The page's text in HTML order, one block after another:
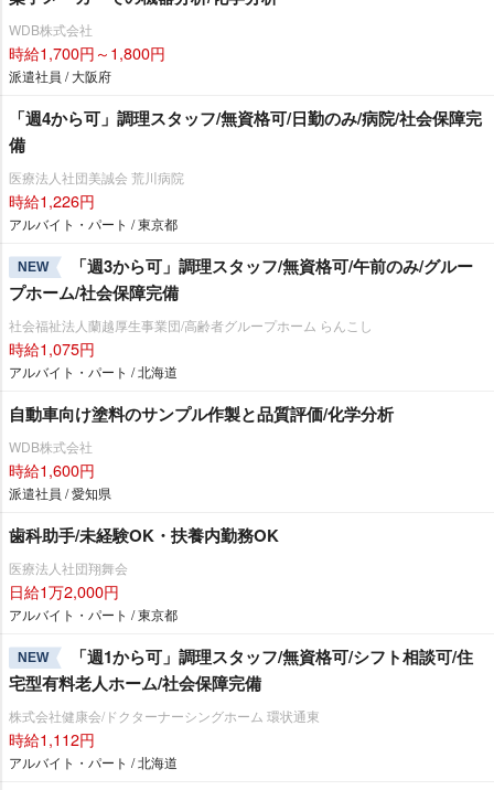
WDB株式会社
時給1,700円～1,800円
派遣社員 / 大阪府
「週4から可」調理スタッフ/無資格可/日勤のみ/病院/社会保障完
備
医療法人社団美誠会 荒川病院
時給1,226円
アルバイト・パート / 東京都
NEW
「週3から可」調理スタッフ/無資格可/午前のみ/グルー
プホーム/社会保障完備
社会福祉法人蘭越厚生事業団/高齢者グループホーム らんこし
時給1,075円
アルバイト・パート / 北海道
自動車向け塗料のサンプル作製と品質評価/化学分析
WDB株式会社
時給1,600円
派遣社員 / 愛知県
歯科助手/未経験OK・扶養内勤務OK
医療法人社団翔舞会
日給1万2,000円
アルバイト・パート / 東京都
NEW
「週1から可」調理スタッフ/無資格可/シフト相談可/住
宅型有料老人ホーム/社会保障完備
株式会社健康会/ドクターナーシングホーム 環状通東
時給1,112円
アルバイト・パート / 北海道